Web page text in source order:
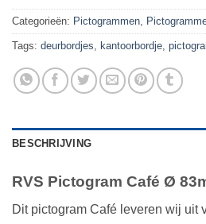
Categorieën: Pictogrammen
Tags: deurbordjes kantoorbordje
BESCHRIJVING
RVS Pictogram Café Ø
Dit pictogram Café leveren wij uit